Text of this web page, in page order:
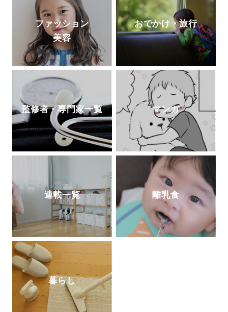
ファッション
美容
おでかけ・旅行
監修者・専門家一覧 マンガ
連載一覧 離乳食
暮らし